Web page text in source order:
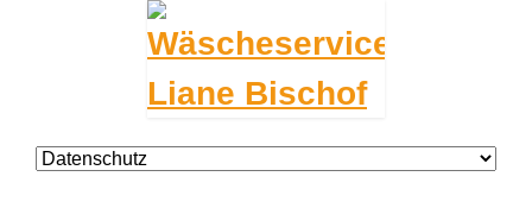
Navigation